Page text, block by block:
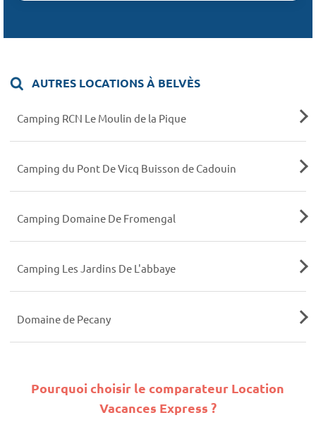
AUTRES LOCATIONS À BELVÈS
Camping RCN Le Moulin de la Pique
Camping du Pont De Vicq Buisson de Cadouin
Camping Domaine De Fromengal
Camping Les Jardins De L'abbaye
Domaine de Pecany
Pourquoi choisir le comparateur Location
Vacances Express ?